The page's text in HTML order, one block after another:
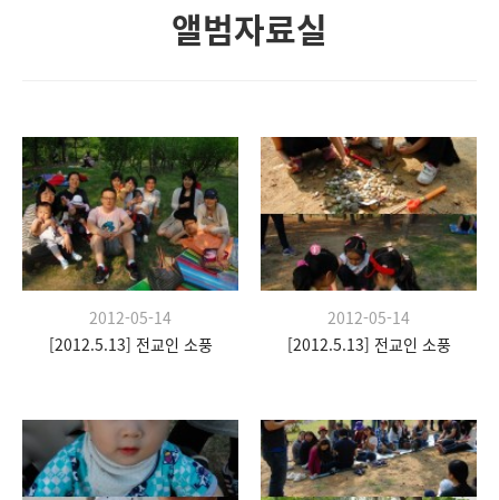
앨범자료실
2012-05-14
[2012.5.13] 전교인 소풍
2012-05-14
[2012.5.13] 전교인 소풍